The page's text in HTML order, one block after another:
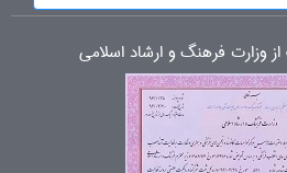
وزارت فرهنگ و ارشاد اسلامی